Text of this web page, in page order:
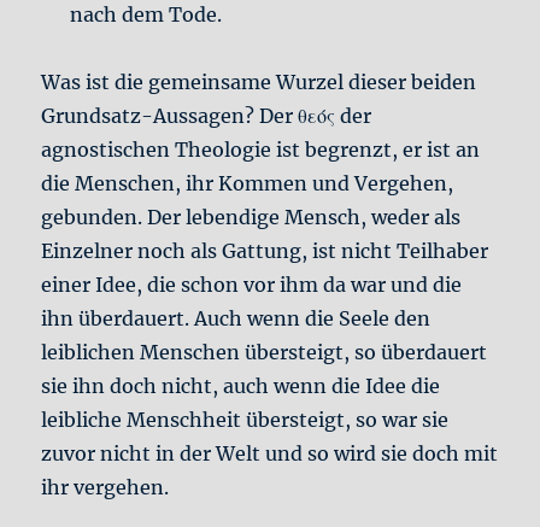
nach dem Tode.
Was ist die gemeinsame Wurzel dieser beiden
Grundsatz-Aussagen? Der θεός der
agnostischen Theologie ist begrenzt, er ist an
die Menschen, ihr Kommen und Vergehen,
gebunden. Der lebendige Mensch, weder als
Einzelner noch als Gattung, ist nicht Teilhaber
einer Idee, die schon vor ihm da war und die
ihn überdauert. Auch wenn die Seele den
leiblichen Menschen übersteigt, so überdauert
sie ihn doch nicht, auch wenn die Idee die
leibliche Menschheit übersteigt, so war sie
zuvor nicht in der Welt und so wird sie doch mit
ihr vergehen.